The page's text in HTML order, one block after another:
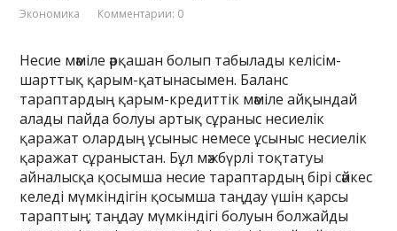
Экономика Комментарии: 0
Несие мәміле әрқашан болып табылады келісім-
шарттық қарым-қатынасымен. Баланс
тараптардың қарым-кредиттік мәміле айқындай
алады пайда болуы артық сұраныс несиелік
қаражат олардың ұсыныс немесе ұсыныс несиелік
қаражат сұраныстан. Бұл мәжбүрлі тоқтатуы
айналысқа қосымша несие тараптардың бірі сәйкес
келеді мүмкіндігін қосымша таңдау үшін қарсы
тараптың; таңдау мүмкіндігі болуын болжайды